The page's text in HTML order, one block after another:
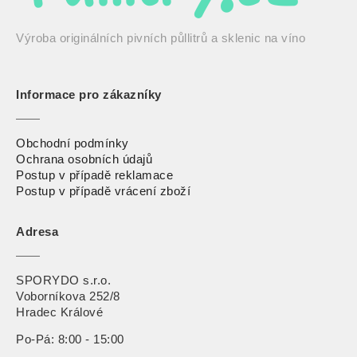
Výroba originálních pivních půllitrů a sklenic na víno
Informace pro zákazníky
Obchodní podmínky
Ochrana osobních údajů
Postup v případě reklamace
Postup v případě vrácení zboží
Adresa
SPORYDO s.r.o.
Voborníkova 252/8
Hradec Králové
Po-Pá: 8:00 - 15:00